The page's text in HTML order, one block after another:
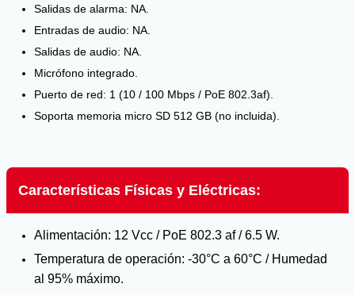
Salidas de alarma: NA.
Entradas de audio: NA.
Salidas de audio: NA.
Micrófono integrado.
Puerto de red: 1 (10 / 100 Mbps / PoE 802.3af).
Soporta memoria micro SD 512 GB (no incluida).
Características Físicas y Eléctricas:
Alimentación: 12 Vcc / PoE 802.3 af / 6.5 W.
Temperatura de operación: -30°C a 60°C / Humedad
al 95% máximo.